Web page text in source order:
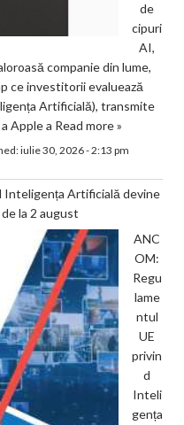
de
cipuri
AI,
companie din lume,
ce investitorii evaluează
Artificială), transmite
Apple a Read more »
iulie 30, 2026 - 2:13 pm
Inteligența Artificială devine
la 2 august
ANC
OM:
Regu
lame
ntul
UE
privin
d
Inteli
gența